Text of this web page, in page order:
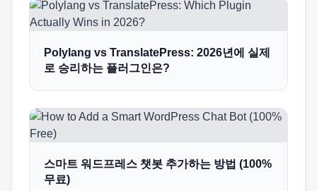
Polylang vs TranslatePress: 2026년에 실제
로 승리하는 플러그인은?
스마트 워드프레스 챗봇 추가하는 방법 (100%
무료)